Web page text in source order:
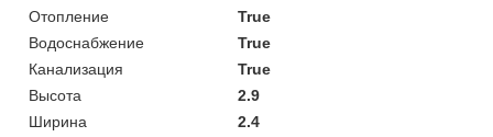
Отопление
True
Водоснабжение
True
Канализация
True
Высота
2.9
Ширина
2.4